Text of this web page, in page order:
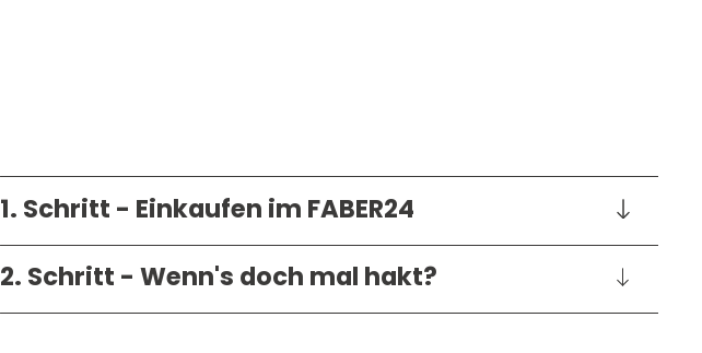
1. Schritt - Einkaufen im FABER24
2. Schritt - Wenn's doch mal hakt?